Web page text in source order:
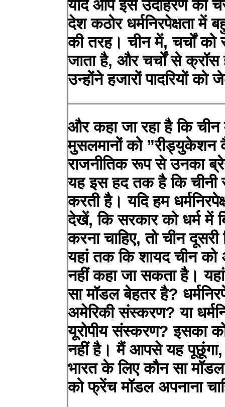
यदि आप इस उदाहरण को
देश कठोर धर्मनिरपेक्षता
की तरह। चीन में, चर्चों
जाता है, और चर्चों से क्रॉस
उन्होंने हजारों पादरियों
और कहा जा रहा है कि
मुसलमानों को ”रीड्युकेशन
राजनीतिक रूप से उनका
यह इस हद तक है कि चीनी
करती है। यदि हम
देखें, कि सरकार को धर्म में
करना चाहिए, तो चीन
यहां तक ​​कि शायद चीन को
नहीं कहा जा सकता है।
सा मॉडल बेहतर है?
अमेरिकी संस्करण? या
यूरोपीय संस्करण? इसका
नहीं है। मैं आपसे यह
भारत के लिए कौन सा
को फ्रेंच मॉडल अपनाना